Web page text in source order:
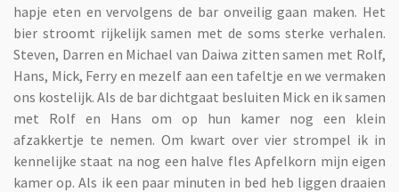
hapje eten en vervolgens de bar onveilig gaan maken. Het
bier stroomt rijkelijk samen met de soms sterke verhalen.
Steven, Darren en Michael van Daiwa zitten samen met Rolf,
Hans, Mick, Ferry en mezelf aan een tafeltje en we vermaken
ons kostelijk. Als de bar dichtgaat besluiten Mick en ik samen
met Rolf en Hans om op hun kamer nog een klein
afzakkertje te nemen. Om kwart over vier strompel ik in
kennelijke staat na nog een halve fles Apfelkorn mijn eigen
kamer op. Als ik een paar minuten in bed heb liggen draaien